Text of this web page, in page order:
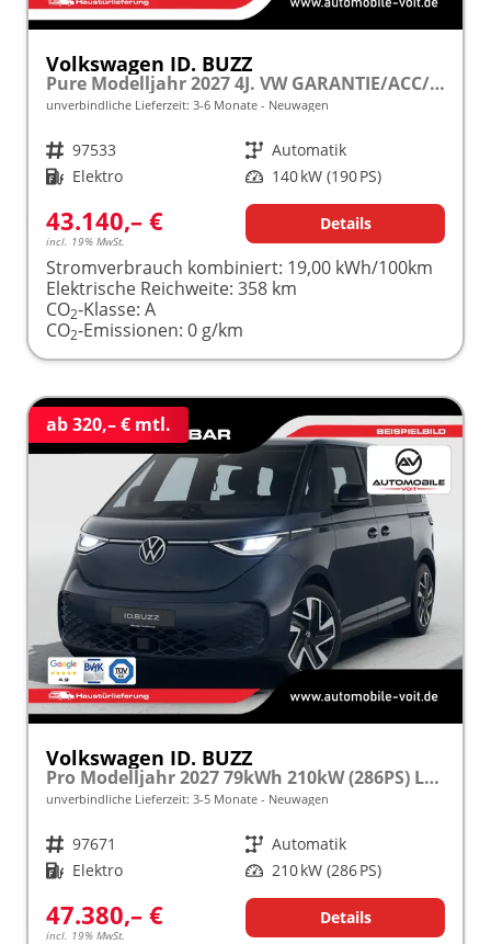
Volkswagen ID. BUZZ
Pure Modelljahr 2027 4J. VW GARANTIE/ACC/LED/PDC frei konfigurierbar!
unverbindliche Lieferzeit: 3-6 Monate Neuwagen
Fahrzeugnr. 97533 Getriebe Automatik
Kraftstoff Elektro Leistung 140 kW (190 PS)
43.140,– €
incl. 19% MwSt.
Details
Stromverbrauch kombiniert: 19,00 kWh/100km
Elektrische Reichweite: 358 km
CO2-Klasse: A
CO2-Emissionen: 0 g/km
ab 320,– € mtl.
Volkswagen ID. BUZZ
Pro Modelljahr 2027 79kWh 210kW (286PS) LED/SMARTLINK/ACC frei konfigurierbar!
unverbindliche Lieferzeit: 3-5 Monate Neuwagen
Fahrzeugnr. 97671 Getriebe Automatik
Kraftstoff Elektro Leistung 210 kW (286 PS)
47.380,– €
incl. 19% MwSt.
Details